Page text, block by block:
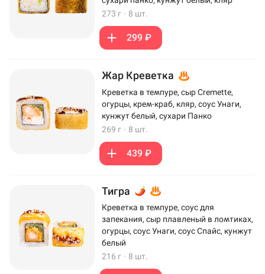
273 г · 8 шт.
299 ₽
Жар Креветка
Креветка в темпуре, сыр Cremette,
огурцы, крем-краб, кляр, соус Унаги,
кунжут белый, сухари Панко
269 г · 8 шт.
439 ₽
Тигра
Креветка в темпуре, соус для
запекания, сыр плавленый в ломтиках,
огурцы, соус Унаги, соус Спайс, кунжут
белый
216 г · 8 шт.